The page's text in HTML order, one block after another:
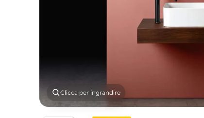
Clicca per ingrandire